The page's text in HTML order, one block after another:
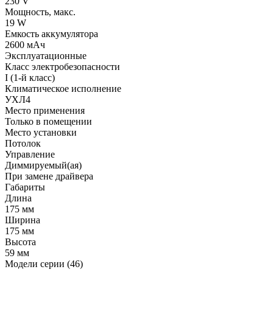
Мощность, макс.
19 W
Емкость аккумулятора
2600 мАч
Эксплуатационные
Класс электробезопасности
I (1-й класс)
Климатическое исполнение
УХЛ4
Место применения
Только в помещении
Место установки
Потолок
Управление
Диммируемый(ая)
При замене драйвера
Габариты
Длина
175 мм
Ширина
175 мм
Высота
59 мм
Модели серии (46)